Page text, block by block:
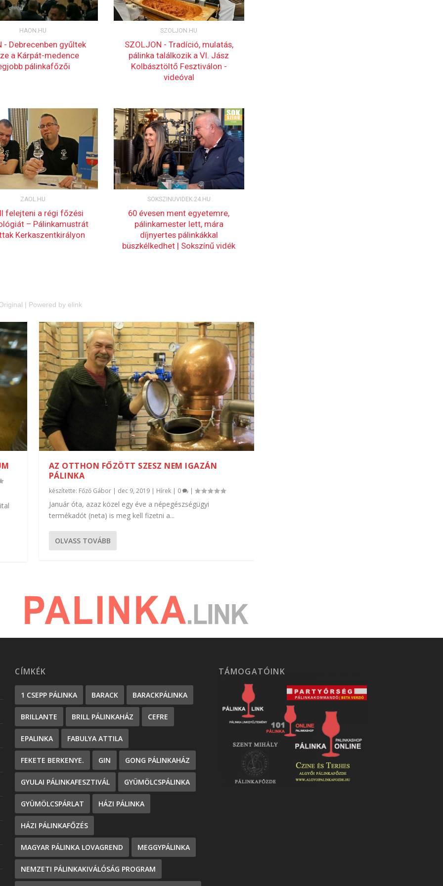
| Powered by elink
AZ OTTHON FŐZÖTT SZESZ NEM IGAZÁN
PÁLINKA
készítette: Főző Gábor| dec 9, 2019| Hírek| 0 |
Január óta, azaz közel egy éve a népegészségügyi
termékadót (neta) is meg kell fizetni a...
OLVASS TOVÁBB
CÍMKÉK
1 CSEPP PÁLINKA BARACK BARACKPÁLINKA
BRILLANTE BRILL PÁLINKAHÁZ CEFRE
EPALINKA FABULYA ATTILA
FEKETE BERKENYE. GIN GONG PÁLINKAHÁZ
GYULAI PÁLINKAFESZTIVÁL GYÜMÖLCSPÁLINKA
GYÜMÖLCSPÁRLAT HÁZI PÁLINKA
HÁZI PÁLINKAFŐZÉS
MAGYAR PÁLINKA LOVAGREND MEGGYPÁLINKA
NEMZETI PÁLINKAKIVÁLÓSÁG PROGRAM
TÁMOGATÓINK